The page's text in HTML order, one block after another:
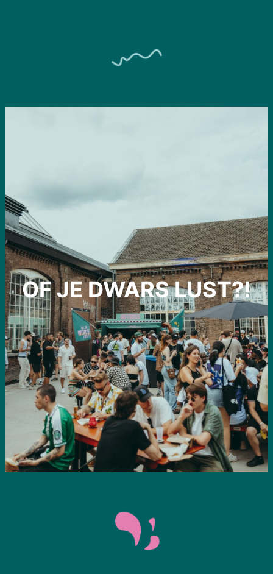
OF JE DWARS LUST?!